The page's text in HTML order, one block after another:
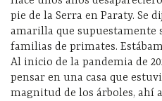
pie de la Serra en Paraty. Se
amarilla que supuestamente
familias de primates.
Al inicio de la pandemia de
pensar en una casa que
magnitud de los árboles, ahí